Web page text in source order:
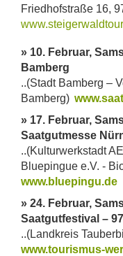
Friedhofstraße 16,
» 10. Februar,
Bamberg
..(Stadt Bamberg –
Bamberg)
» 17. Februar,
Saatgutmesse
..(Kulturwerkstadt
Bluepingue e.V. -
www.bluepingu.de
» 24. Februar,
Saatgutfestival –
..(Landkreis
www.tourismus-